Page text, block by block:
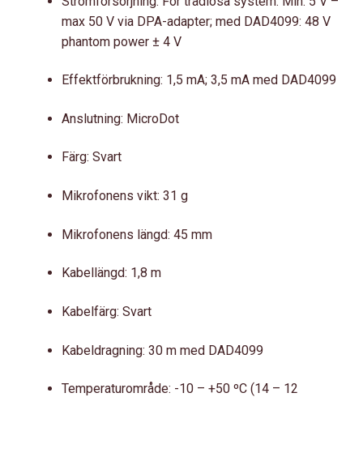
max 50 V via DPA-adapter; med DAD4099: 48 V
phantom power ± 4 V
Effektförbrukning: 1,5 mA; 3,5 mA med DAD4099
Anslutning: MicroDot
Färg: Svart
Mikrofonens vikt: 31 g
Mikrofonens längd: 45 mm
Kabellängd: 1,8 m
Kabelfärg: Svart
Kabeldragning: 30 m med DAD4099
Temperaturområde: -10 – +50 ºC (14 – 12